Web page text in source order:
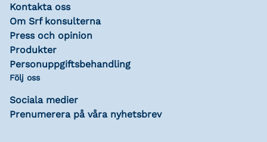
Kontakta oss
Om Srf konsulterna
Press och opinion
Produkter
Personuppgiftsbehandling
Följ oss
Sociala medier
Prenumerera på våra nyhetsbrev